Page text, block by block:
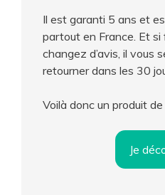
Il est garanti 5 ans et
partout en France. Et si
changez d’avis, il vous
retourner dans les 30
Voilà donc un produit
Je